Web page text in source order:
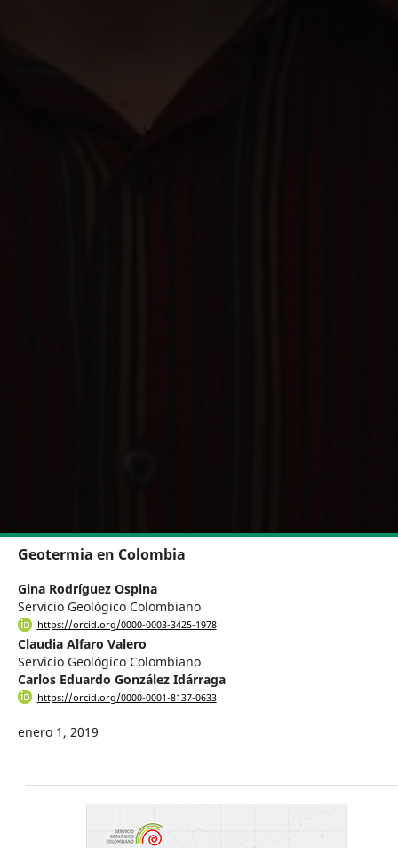
Geotermia en Colombia
Gina Rodríguez Ospina
Servicio Geológico Colombiano
https://orcid.org/0000-0003-3425-1978
Claudia Alfaro Valero
Servicio Geológico Colombiano
Carlos Eduardo González Idárraga
https://orcid.org/0000-0001-8137-0633
enero 1, 2019